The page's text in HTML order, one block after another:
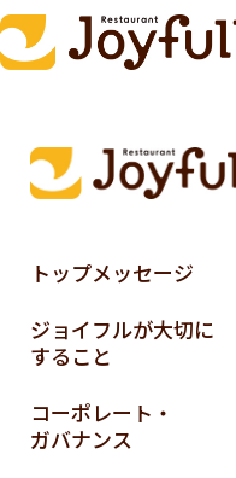
トップメッセージ
ジョイフルが大切に
すること
コーポレート・
ガバナンス